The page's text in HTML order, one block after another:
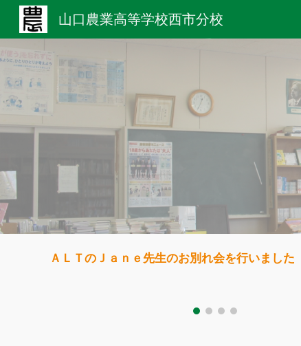
山口農業高等学校西市分校
ＡＬＴのＪａｎｅ先生のお別れ会を行いました